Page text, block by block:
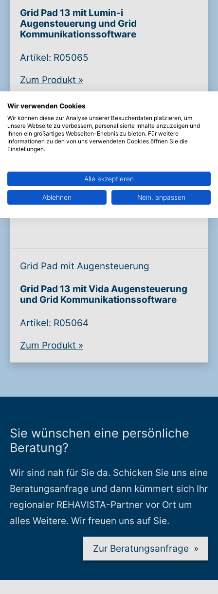
Grid Pad 13 mit Lumin-i
Augensteuerung und Grid
Kommunikationssoftware
Artikel: R05065
Zum Produkt »
Grid Pad mit Augensteuerung
Grid Pad 13 mit Vida Augensteuerung
und Grid Kommunikationssoftware
Artikel: R05064
Zum Produkt »
Sie wünschen eine persönliche
Beratung?
Wir sind nah für Sie da. Schicken Sie uns eine
Beratungsanfrage und dann kümmert sich Ihr
regionaler REHAVISTA-Partner vor Ort um
alles Weitere. Wir freuen uns auf Sie.
Zur Beratungsanfrage »
Wir verwenden Cookies
Wir können diese zur Analyse unserer Besucherdaten platzieren, um
unsere Webseite zu verbessern, personalisierte Inhalte anzuzeigen und
Ihnen ein großartiges Webseiten-Erlebnis zu bieten. Für weitere
Informationen zu den von uns verwendeten Cookies öffnen Sie die
Einstellungen.
Alle akzeptieren
Ablehnen Nein, anpassen